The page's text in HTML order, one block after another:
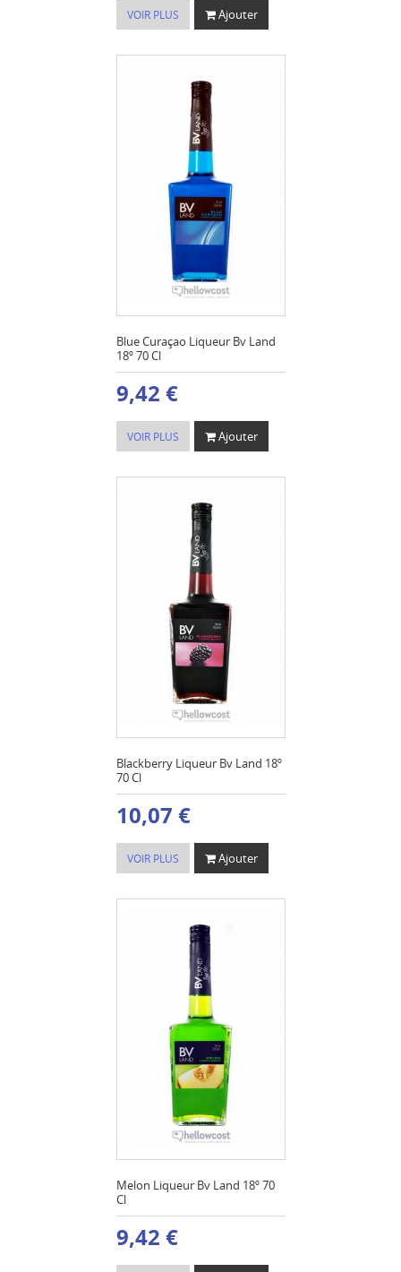
VOIR PLUS Ajouter
Blue Curaçao Liqueur Bv Land
18º 70 Cl
9,42 €
VOIR PLUS Ajouter
Blackberry Liqueur Bv Land 18º
70 Cl
10,07 €
VOIR PLUS Ajouter
Melon Liqueur Bv Land 18º 70
Cl
9,42 €